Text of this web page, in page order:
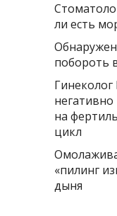
ли есть
побороть
на
цикл
«пилинг
дыня